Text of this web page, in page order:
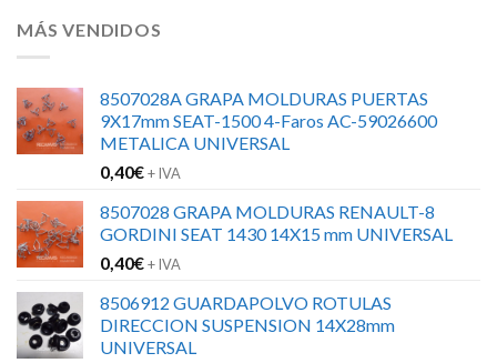
MÁS VENDIDOS
8507028A GRAPA MOLDURAS PUERTAS
9X17mm SEAT-1500 4-Faros AC-59026600
METALICA UNIVERSAL
0,40€+ IVA
8507028 GRAPA MOLDURAS RENAULT-8
GORDINI SEAT 1430 14X15 mm UNIVERSAL
0,40€+ IVA
8506912 GUARDAPOLVO ROTULAS
DIRECCION SUSPENSION 14X28mm
UNIVERSAL